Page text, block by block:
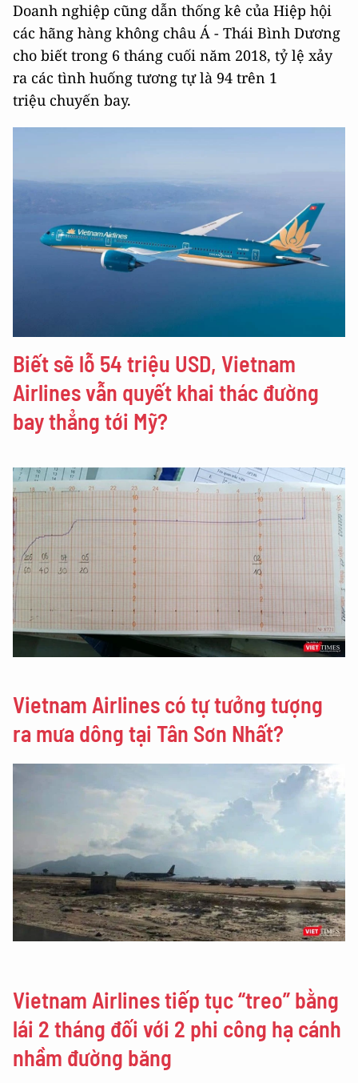
Doanh nghiệp cũng dẫn thống kê của Hiệp hội
các hãng hàng không châu Á - Thái Bình Dương
cho biết trong 6 tháng cuối năm 2018, tỷ lệ xảy
ra các tình huống tương tự là 94 trên 1
triệu chuyến bay.
Biết sẽ lỗ 54 triệu USD, Vietnam
Airlines vẫn quyết khai thác đường
bay thẳng tới Mỹ?
Vietnam Airlines có tự tưởng tượng
ra mưa dông tại Tân Sơn Nhất?
Vietnam Airlines tiếp tục “treo” bằng
lái 2 tháng đối với 2 phi công hạ cánh
nhầm đường băng